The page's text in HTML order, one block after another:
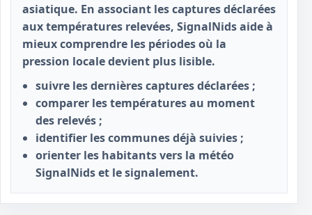
asiatique. En associant les captures déclarées
aux températures relevées, SignalNids aide à
mieux comprendre les périodes où la
pression locale devient plus lisible.
suivre les dernières captures déclarées ;
comparer les températures au moment
des relevés ;
identifier les communes déjà suivies ;
orienter les habitants vers la météo
SignalNids et le signalement.